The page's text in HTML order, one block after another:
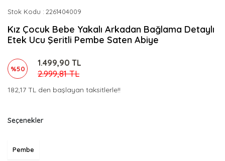
Stok Kodu 2261404009
Kız Çocuk Bebe Yakalı Arkadan Bağlama Detaylı
Etek Ucu Şeritli Pembe Saten Abiye
%50
1.499,90 TL
2.999,81 TL
182,17 TL den başlayan taksitlerle!!
Seçenekler
Pembe